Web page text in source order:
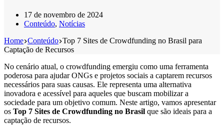
17 de novembro de 2024
Conteúdo, Notícias
Home Conteúdo Top 7 Sites de Crowdfunding no Brasil para
Captação de Recursos
No cenário atual, o crowdfunding emergiu como uma ferramenta
poderosa para ajudar ONGs e projetos sociais a captarem recursos
necessários para suas causas. Ele representa uma alternativa
inovadora e acessível para aqueles que buscam mobilizar a
sociedade para um objetivo comum. Neste artigo, vamos apresentar
os Top 7 Sites de Crowdfunding no Brasil que são ideais para a
captação de recursos.